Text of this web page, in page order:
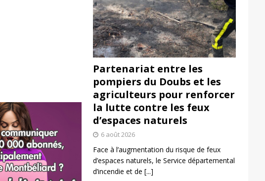
Partenariat entre les
pompiers du Doubs et les
agriculteurs pour renforcer
la lutte contre les feux
d’espaces naturels
6 août 2026
Face à l’augmentation du risque de feux
d’espaces naturels, le Service départemental
d’incendie et de [...]